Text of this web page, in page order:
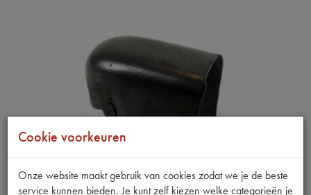
Cookie voorkeuren
Onze website maakt gebruik van cookies zodat we je de beste
service kunnen bieden. Je kunt zelf kiezen welke categorieën je